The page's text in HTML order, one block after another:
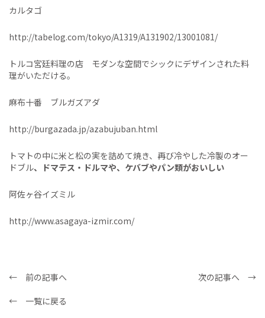
カルタゴ
http://tabelog.com/tokyo/A1319/A131902/13001081/
トルコ宮廷料理の店 モダンな空間でシックにデザインされた料
理がいただける。
麻布十番 ブルガズアダ
http://burgazada.jp/azabujuban.html
トマトの中に米と松の実を詰めて焼き、再び冷やした冷製のオー
ドブル、ドマテス・ドルマや、ケバブやパン類がおいしい
阿佐ヶ谷イズミル
http://www.asagaya-izmir.com/
← 前の記事へ
次の記事へ →
← 一覧に戻る